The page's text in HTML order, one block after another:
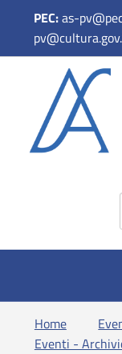
PEC:as-
Home
Eventi -